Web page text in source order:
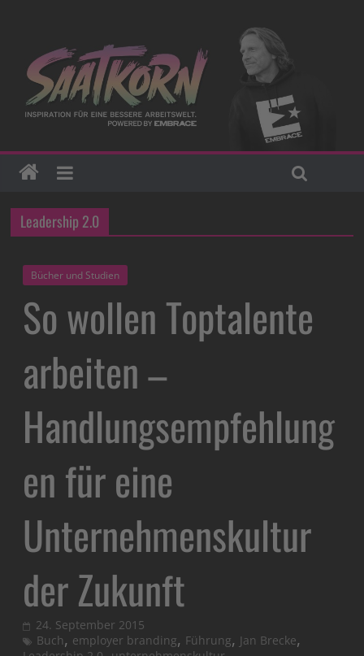
Leadership 2.0
Bücher und Studien
So wollen Toptalente
arbeiten –
Handlungsempfehlung
en für eine
Unternehmenskultur
der Zukunft
24. September 2015
Buch, employer branding, Führung, Jan Brecke,